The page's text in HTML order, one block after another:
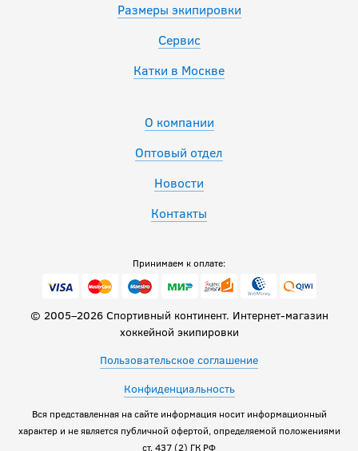
Размеры экипировки
Сервис
Катки в Москве
О компании
Оптовый отдел
Новости
Контакты
Принимаем к оплате:
© 2005–2026 Спортивный континент. Интернет-магазин
хоккейной экипировки
Пользовательское соглашение
Конфиденциальность
Вся представленная на сайте информация носит информационный
характер и не является публичной офертой, определяемой положениями
ст. 437 (2) ГК РФ